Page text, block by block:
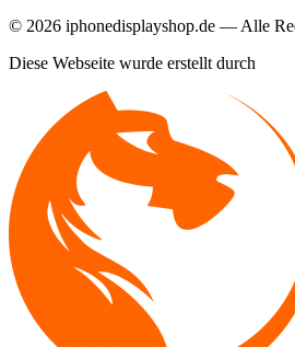
© 2026 iphonedisplayshop.de — Alle
Diese Webseite wurde erstellt durch